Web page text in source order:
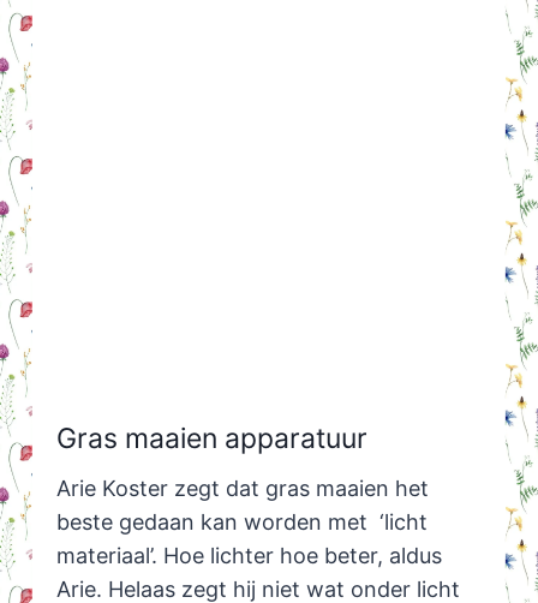
Gras maaien apparatuur
Arie Koster zegt dat gras maaien het
beste gedaan kan worden met ‘licht
materiaal’. Hoe lichter hoe beter, aldus
Arie. Helaas zegt hij niet wat onder licht